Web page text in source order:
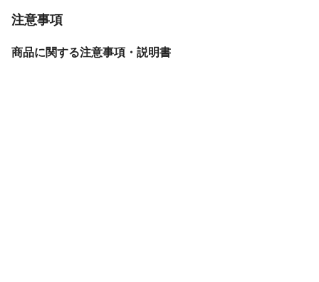
注意事項
商品に関する注意事項・説明書